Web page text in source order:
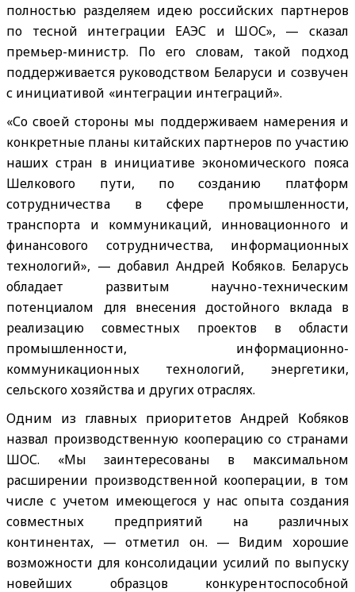
полностью разделяем идею российских партнеров
по тесной интеграции ЕАЭС и ШОС», — сказал
премьер-министр. По его словам, такой подход
поддерживается руководством Беларуси и созвучен
с инициативой «интеграции интеграций».
«Со своей стороны мы поддерживаем намерения и
конкретные планы китайских партнеров по участию
наших стран в инициативе экономического пояса
Шелкового пути, по созданию платформ
сотрудничества в сфере промышленности,
транспорта и коммуникаций, инновационного и
финансового сотрудничества, информационных
технологий», — добавил Андрей Кобяков. Беларусь
обладает развитым научно-техническим
потенциалом для внесения достойного вклада в
реализацию совместных проектов в области
промышленности, информационно-
коммуникационных технологий, энергетики,
сельского хозяйства и других отраслях.
Одним из главных приоритетов Андрей Кобяков
назвал производственную кооперацию со странами
ШОС. «Мы заинтересованы в максимальном
расширении производственной кооперации, в том
числе с учетом имеющегося у нас опыта создания
совместных предприятий на различных
континентах, — отметил он. — Видим хорошие
возможности для консолидации усилий по выпуску
новейших образцов конкурентоспособной